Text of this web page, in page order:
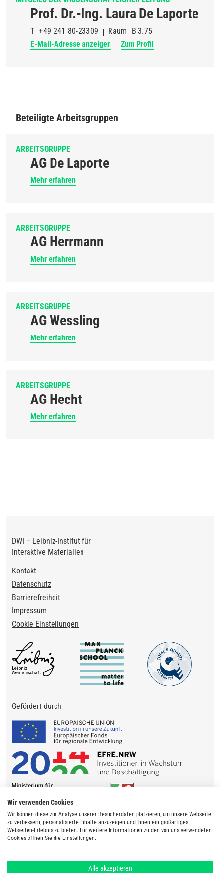
Prof. Dr.-Ing. Laura De Laporte
T +49 241 80-23309 Raum
B 3.75
E-Mail-Adresse anzeigen
Zum Profil
Beteiligte Arbeitsgruppen
ARBEITSGRUPPE
AG De Laporte
Mehr erfahren
ARBEITSGRUPPE
AG Herrmann
Mehr erfahren
ARBEITSGRUPPE
AG Wessling
Mehr erfahren
ARBEITSGRUPPE
AG Hecht
Mehr erfahren
DWI – Leibniz-Institut für
Interaktive Materialien
Footer
Kontakt
Datenschutz
Barrierefreiheit
Impressum
Cookie Einstellungen
Gefördert durch
Wir verwenden Cookies
Wir können diese zur Analyse unserer Besucherdaten platzieren, um unsere Webseite
zu verbessern, personalisierte Inhalte anzuzeigen und Ihnen ein großartiges
Webseiten-Erlebnis zu bieten. Für weitere Informationen zu den von uns verwendeten
Cookies öffnen Sie die Einstellungen.
Alle akzeptieren